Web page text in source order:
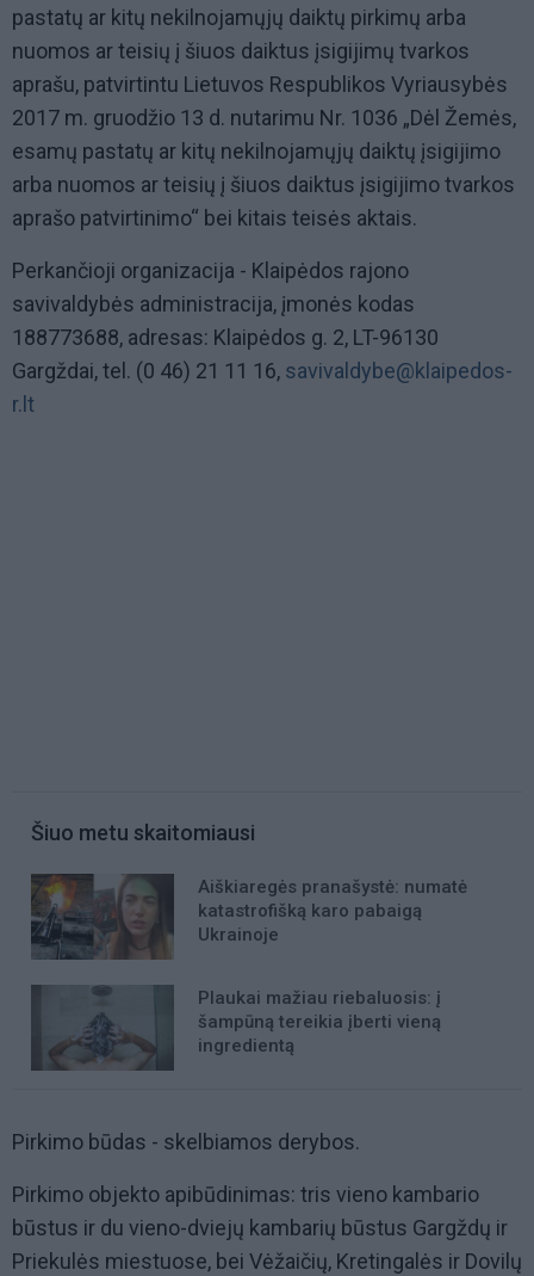
pastatų ar kitų nekilnojamųjų daiktų pirkimų arba
nuomos ar teisių į šiuos daiktus įsigijimų tvarkos
aprašu, patvirtintu Lietuvos Respublikos Vyriausybės
2017 m. gruodžio 13 d. nutarimu Nr. 1036 „Dėl Žemės,
esamų pastatų ar kitų nekilnojamųjų daiktų įsigijimo
arba nuomos ar teisių į šiuos daiktus įsigijimo tvarkos
aprašo patvirtinimo“ bei kitais teisės aktais.
Perkančioji organizacija - Klaipėdos rajono
savivaldybės administracija, įmonės kodas
188773688, adresas: Klaipėdos g. 2, LT-96130
Gargždai, tel. (0 46) 21 11 16, savivaldybe@klaipedos-
r.lt
Šiuo metu skaitomiausi
Aiškiaregės pranašystė: numatė
katastrofišką karo pabaigą
Ukrainoje
Plaukai mažiau riebaluosis: į
šampūną tereikia įberti vieną
ingredientą
Pirkimo būdas - skelbiamos derybos.
Pirkimo objekto apibūdinimas: tris vieno kambario
būstus ir du vieno-dviejų kambarių būstus Gargždų ir
Priekulės miestuose, bei Vėžaičių, Kretingalės ir Dovilų